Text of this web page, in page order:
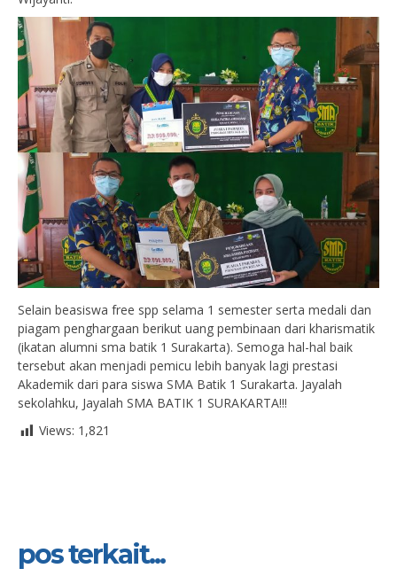
Selain beasiswa free spp selama 1 semester serta medali dan
piagam penghargaan berikut uang pembinaan dari kharismatik
(ikatan alumni sma batik 1 Surakarta). Semoga hal-hal baik
tersebut akan menjadi pemicu lebih banyak lagi prestasi
Akademik dari para siswa SMA Batik 1 Surakarta. Jayalah
sekolahku, Jayalah SMA BATIK 1 SURAKARTA!!!
Views: 1,821
pos terkait...